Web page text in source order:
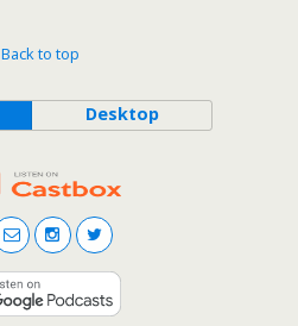
Back to top
Desktop